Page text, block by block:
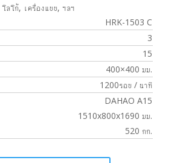
ลโก้, เครื่องแบบ, ฯลฯ
HRK-1503 C
3
15
400×400 มม.
1200รอบ / นาที
DAHAO A15
1510x800x1690 มม.
520 กก.